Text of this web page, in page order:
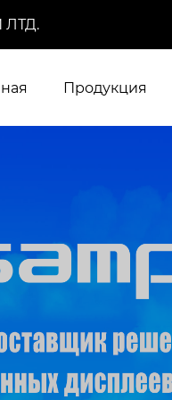
ЛТД.
Продукция